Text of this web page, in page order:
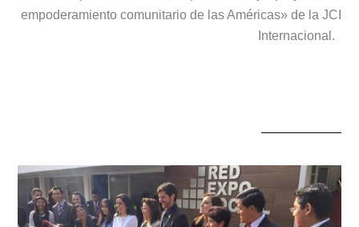
empoderamiento comunitario de las Américas» de la JCI
Internacional.